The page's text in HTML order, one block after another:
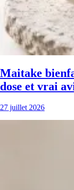
Maitake
dose et vrai
27 juillet 2026